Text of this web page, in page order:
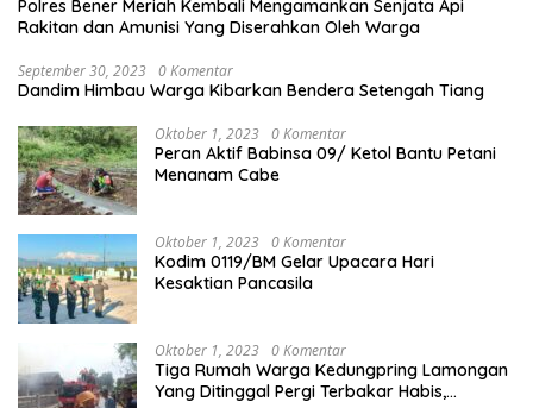
Polres Bener Meriah Kembali Mengamankan Senjata Api
Rakitan dan Amunisi Yang Diserahkan Oleh Warga
September 30, 2023 0 Komentar
Dandim Himbau Warga Kibarkan Bendera Setengah Tiang
Oktober 1, 2023 0 Komentar
Peran Aktif Babinsa 09/ Ketol Bantu Petani
Menanam Cabe
Oktober 1, 2023 0 Komentar
Kodim 0119/BM Gelar Upacara Hari
Kesaktian Pancasila
Oktober 1, 2023 0 Komentar
Tiga Rumah Warga Kedungpring Lamongan
Yang Ditinggal Pergi Terbakar Habis,